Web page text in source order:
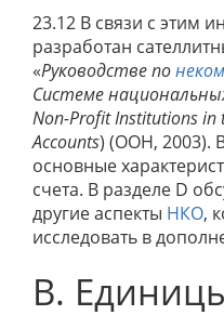
23.12 В связи с этим
разработан
«Руководстве по
Системе
Non-Profit Institutions in
Accounts) (ООН, 2003).
основные
счета. В разделе D
другие аспекты НКО,
исследовать в
B.